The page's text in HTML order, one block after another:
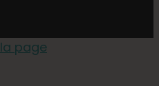
page